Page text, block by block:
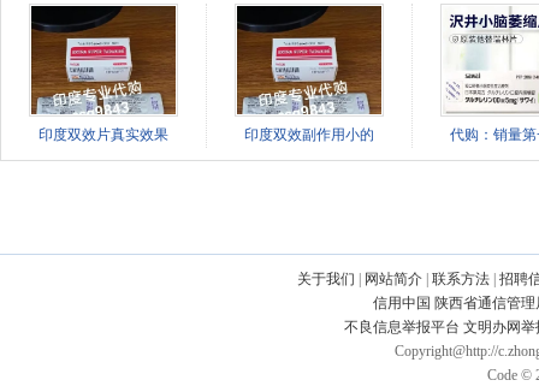
印度双效片真实效果 印度双效副作用小的 代购：销量
关于我们 网站简介 联系方法 招聘
信用中国 陕西省通信管理
不良信息举报平台 文明办网
Copyright@http://
Code ©